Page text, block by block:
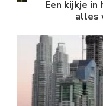
Een kijkje in
alles